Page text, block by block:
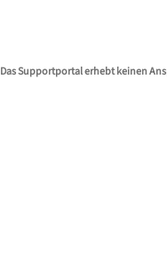
Das Supportportal erhebt keinen